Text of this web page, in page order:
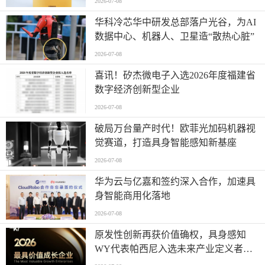
华科冷芯华中研发总部落户光谷，为AI
数据中心、机器人、卫星造“散热心脏”
2026-07-08
喜讯！矽杰微电子入选2026年度福建省
数字经济创新型企业
2026-07-08
破局万台量产时代！欧菲光加码机器视
觉赛道，打造具身智能感知新基座
2026-07-08
华为云与亿嘉和签约深入合作，加速具
身智能商用化落地
2026-07-08
原发性创新再获价值确权，具身感知
WY代表帕西尼入选未来产业定义者榜
单